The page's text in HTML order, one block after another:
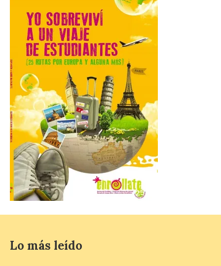
7 Ago 2026
Las personas que hayan
cumplido o cumplan 18
años en 2026 pueden
solicitar esta ayuda en la
web
https://bonoculturajoven.gob.es/ hasta el
31 de octubre. Desde este año, los 400
euros del Bono pueden utilizarse tanto
para consumir productos culturales como
[…]
El Gobierno de España
lanza un visor web para
localizar y disfrutar del
eclipse solar del 12 de
Lo más leído